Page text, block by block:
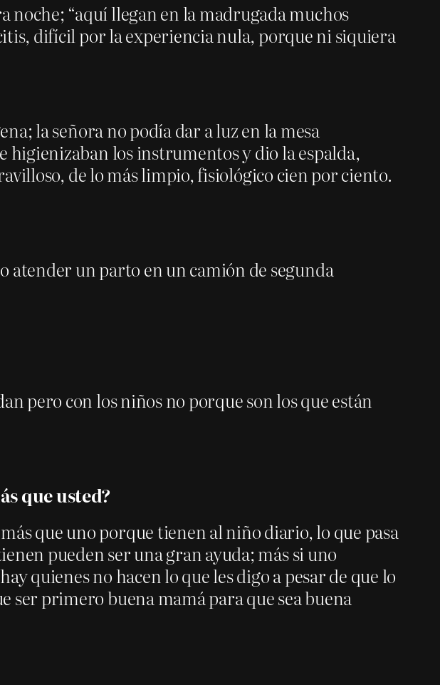
“aquí llegan en la madrugada muchos
difícil por la experiencia nula, porque ni siquiera
la señora no podía dar a luz en la mesa
higienizaban los instrumentos y dio la espalda,
de lo más limpio, fisiológico cien por ciento.
atender un parto en un camión de segunda
pero con los niños no porque son los que están
que usted?
que uno porque tienen al niño diario, lo que pasa
pueden ser una gran ayuda; más si uno
quienes no hacen lo que les digo a pesar de que lo
ser primero buena mamá para que sea buena